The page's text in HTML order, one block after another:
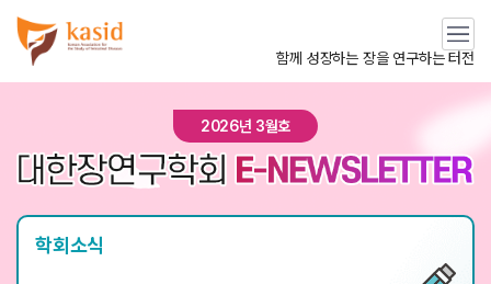
함께 성장하는 장을 연구하는 터전
메뉴
2026년 3월호
학회소식